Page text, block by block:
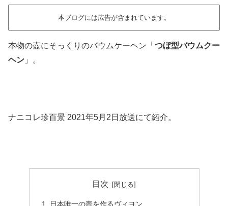
本ブログには広告が含まれています。
本物の壺にそっくりのバウムケーヘン「 つぼ型バウムクー
ヘン 」。
ナニコレ珍百景 2021年5月2日放送にて紹介。
目次
日本唯一の壺を作るヴィヨン